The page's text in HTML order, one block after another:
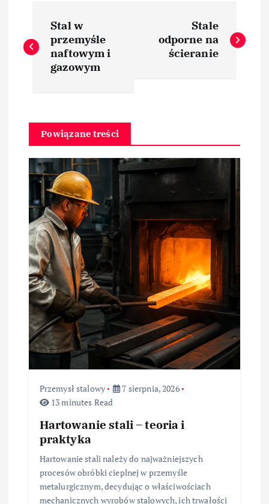
a
g
a
c
a
w
p
s
Stal w
przemyśle
naftowym i
gazowym
Stale
odporne na
ścieranie
Powiązane treści
Przemysł stalowy
7 sierpnia, 2026
13 minutes Read
Hartowanie stali – teoria i
praktyka
Hartowanie stali należy do najważniejszych
procesów obróbki cieplnej w przemyśle
metalurgicznym, decydując o właściwościach
mechanicznych wyrobów stalowych, ich trwałości